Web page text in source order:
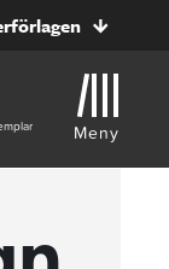
Meny